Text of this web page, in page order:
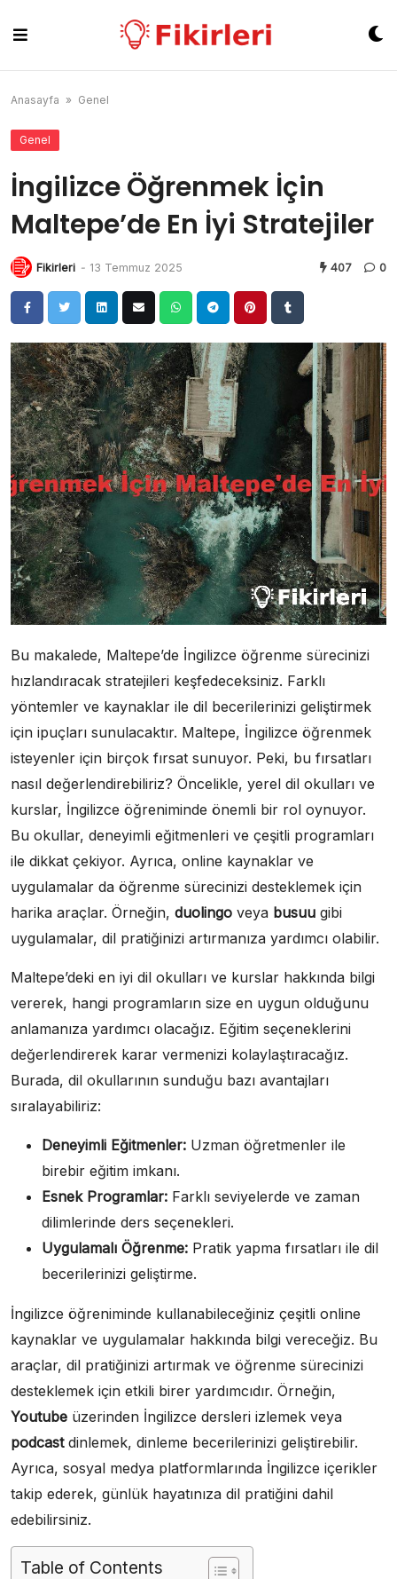
content
Anasayfa » Genel
Genel
İngilizce Öğrenmek İçin
Maltepe’de En İyi Stratejiler
Fikirleri - 13 Temmuz 2025 407 0
Bu makalede, Maltepe’de İngilizce öğrenme sürecinizi
hızlandıracak stratejileri keşfedeceksiniz. Farklı
yöntemler ve kaynaklar ile dil becerilerinizi geliştirmek
için ipuçları sunulacaktır. Maltepe, İngilizce öğrenmek
isteyenler için birçok fırsat sunuyor. Peki, bu fırsatları
nasıl değerlendirebiliriz? Öncelikle, yerel dil okulları ve
kurslar, İngilizce öğreniminde önemli bir rol oynuyor.
Bu okullar, deneyimli eğitmenleri ve çeşitli programları
ile dikkat çekiyor. Ayrıca, online kaynaklar ve
uygulamalar da öğrenme sürecinizi desteklemek için
harika araçlar. Örneğin, duolingo veya busuu gibi
uygulamalar, dil pratiğinizi artırmanıza yardımcı olabilir.
Maltepe’deki en iyi dil okulları ve kurslar hakkında bilgi
vererek, hangi programların size en uygun olduğunu
anlamanıza yardımcı olacağız. Eğitim seçeneklerini
değerlendirerek karar vermenizi kolaylaştıracağız.
Burada, dil okullarının sunduğu bazı avantajları
sıralayabiliriz:
Deneyimli Eğitmenler: Uzman öğretmenler ile
birebir eğitim imkanı.
Esnek Programlar: Farklı seviyelerde ve zaman
dilimlerinde ders seçenekleri.
Uygulamalı Öğrenme: Pratik yapma fırsatları ile dil
becerilerinizi geliştirme.
İngilizce öğreniminde kullanabileceğiniz çeşitli online
kaynaklar ve uygulamalar hakkında bilgi vereceğiz. Bu
araçlar, dil pratiğinizi artırmak ve öğrenme sürecinizi
desteklemek için etkili birer yardımcıdır. Örneğin,
Youtube üzerinden İngilizce dersleri izlemek veya
podcastdinlemek, dinleme becerilerinizi geliştirebilir.
Ayrıca, sosyal medya platformlarında İngilizce içerikler
takip ederek, günlük hayatınıza dil pratiğini dahil
edebilirsiniz.
Table of Contents